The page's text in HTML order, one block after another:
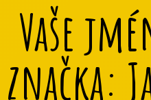
Vaše
značka: